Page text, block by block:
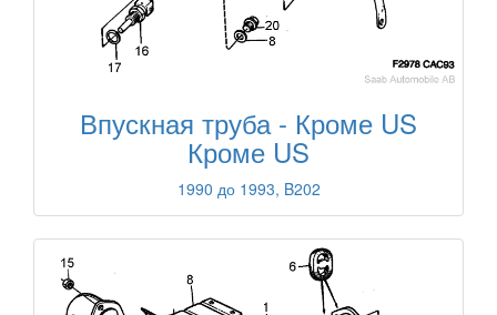
Впускная труба - Кроме US
Кроме US
1990 до 1993, B202